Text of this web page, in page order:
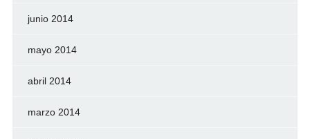
junio 2014
mayo 2014
abril 2014
marzo 2014